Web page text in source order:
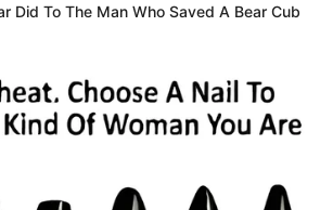
Did To The Man Who Saved A Bear Cub